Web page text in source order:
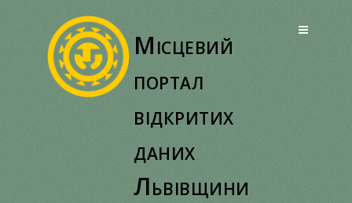
Місцевий
портал
відкритих
даних
Львівщини